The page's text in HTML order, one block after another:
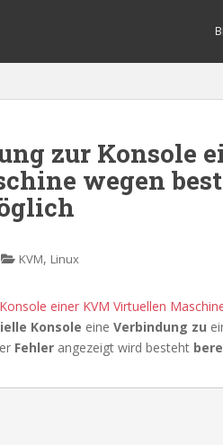
zur Konsole
wegen
KVM, Linux
einer KVM Virtuellen
Konsole eine Verbindung zu
Fehler angezeigt wird besteht